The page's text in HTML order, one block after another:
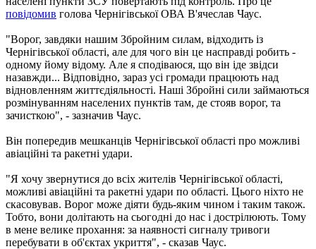
повідомив голова Чернігівської ОВА В'ячеслав Чаус.
"Ворог, завдяки нашим Збройним силам, відходить із
Чернігівської області, але для чого він це насправді робить -
одному йому відому. Але я сподіваюся, що він іде звідси
назавжди... Відповідно, зараз усі громади працюють над
відновленням життєдіяльності. Наші Збройні сили займаються
розмінуванням населених пунктів там, де стояв ворог, та
зачисткою", - зазначив Чаус.
Він попередив мешканців Чернігівської області про можливі
авіаційні та ракетні удари.
"Я хочу звернутися до всіх жителів Чернігівської області,
можливі авіаційні та ракетні удари по області. Цього ніхто не
скасовував. Ворог може діяти будь-яким чином і таким також.
Тобто, вони долітають на сьогодні до нас і дострілюють. Тому
в мене велике прохання: за наявності сигналу тривоги
перебувати в об'єктах укриття", - сказав Чаус.